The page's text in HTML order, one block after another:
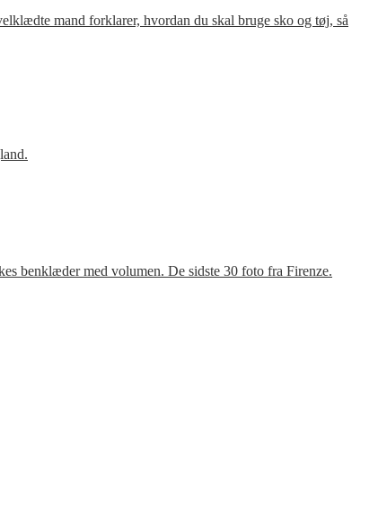
mand forklarer, hvordan du skal bruge sko og tøj, så
benklæder med volumen. De sidste 30 foto fra Firenze.